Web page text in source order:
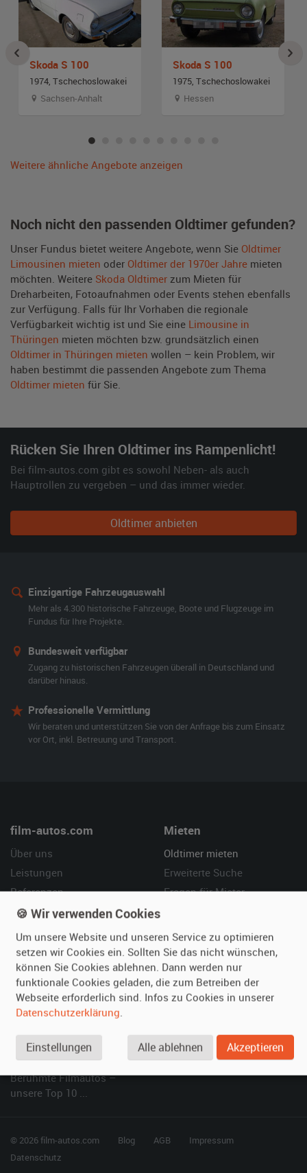
Skoda S 100
1974, Tschechoslowakei
Sachsen-Anhalt
Skoda S 100
1975, Tschechoslowakei
Hessen
Weitere ähnliche Angebote anzeigen
Noch nicht den passenden Oldtimer gefunden?
Unser Fundus bietet weitere Angebote, wenn Sie Oldtimer
Limousinen mieten oder Oldtimer der 1970er Jahre mieten
möchten. Weitere Skoda Oldtimer zum Mieten für
Dreharbeiten, Fotoaufnahmen oder Events stehen ebenfalls
zur Verfügung. Falls für Ihr Vorhaben die regionale
Verfügbarkeit wichtig ist und Sie eine Limousine in
Thüringen mieten möchten bzw. grundsätzlich einen
Oldtimer in Thüringen mieten wollen – kein Problem, wir
haben bestimmt die passenden Angebote zum Thema
Oldtimer mieten für Sie.
Rücken Sie Ihren Oldtimer ins Rampenlicht!
Bei film-autos.com gibt es sowohl Neben- als auch
Hauptrollen zu vergeben – und das immer wieder.
Oldtimer anbieten
Einzigartige Fahrzeugauswahl
Mehr als 4.300 historische Fahrzeuge, Boote und Flugzeuge im
Fundus für Ihre Projekte.
Bundesweit verfügbar
Zugang zu historischen Fahrzeugen überall in Deutschland und
darüber hinaus.
Professionelle Vermittlung
Wir beraten und unterstützen Sie von der Anfrage bis zum Einsatz
vor Ort, inkl. Betreuung und Transport.
film-autos.com
Über uns
Leistungen
Referenzen
Kundenmeinungen
Mieten
Oldtimer mieten
Erweiterte Suche
Fragen für Mieter
Vermieten
Oldtimer anmelden
Fotos senden
Fragen für Vermieter
Hilfe
Häufige Fragen (FAQ)
So funktioniert's
SPECIAL
Berühmte Filmautos –
unsere Top 10 ...
© 2026 film-autos.com Blog AGB
Impressum
Datenschutz
🍪 Wir verwenden Cookies
Um unsere Website und unseren Service zu optimieren
setzen wir Cookies ein. Sollten Sie das nicht wünschen,
können Sie Cookies ablehnen. Dann werden nur
funktionale Cookies geladen, die zum Betreiben der
Webseite erforderlich sind. Infos zu Cookies in unserer
Datenschutzerklärung.
Einstellungen Alle ablehnen Akzeptieren